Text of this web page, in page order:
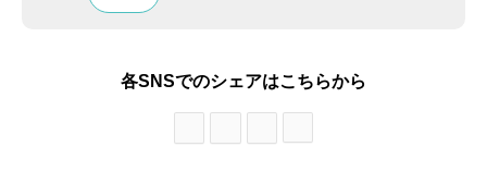
各SNSでのシェアはこちらから